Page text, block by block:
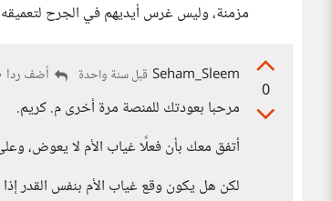
مزمنة، وليس غرس أيديهم في الجرح لتعميقه
0
Seham_Sleem قبل سنة واحدة أضف ردا
مرحبا بعودتك للمنصة مرة أخرى م. كريم.
أتفق معك بأن فعلًا غياب الأم لا يعوض،
لكن هل يكون وقع غياب الأم بنفس القدر